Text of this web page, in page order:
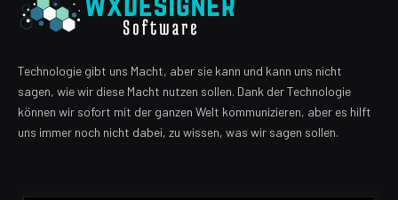
Technologie gibt uns Macht, aber sie kann und kann uns nicht
sagen, wie wir diese Macht nutzen sollen. Dank der Technologie
können wir sofort mit der ganzen Welt kommunizieren, aber es hilft
uns immer noch nicht dabei, zu wissen, was wir sagen sollen.